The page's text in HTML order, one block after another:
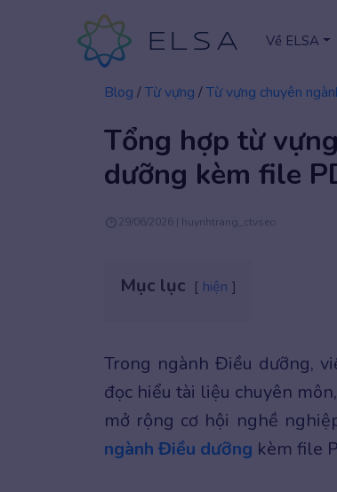
Về ELSA
Blog /Từ vựng /Từ vựng chuyên
Tổng hợp từ
dưỡng kèm file
29/06/2026 | huynhtrang_ctvseo
Mục lục hiện
Trong ngành Điều dưỡng,
đọc hiểu tài liệu chuyên
mở rộng cơ hội nghề
ngành Điều dưỡng kèm file